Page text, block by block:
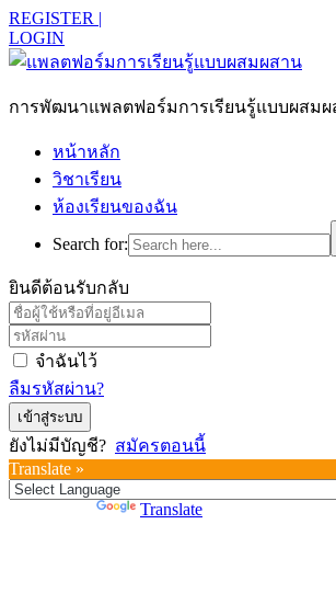
REGISTER |
LOGIN
การพัฒนาแพลตฟอร์มการเรียนรู้แบบผสมผ
หน้าหลัก
วิชาเรียน
ห้องเรียนของฉัน
Search for:
ยินดีต้อนรับกลับ
จำฉันไว้
ลืมรหัสผ่าน?
เข้าสู่ระบบ
ยังไม่มีบัญชี? สมัครตอนนี้
Translate »
Translate